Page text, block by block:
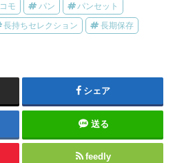
コモ パン パンセット
長持ちセレクション 長期保存
シェア
送る
feedly